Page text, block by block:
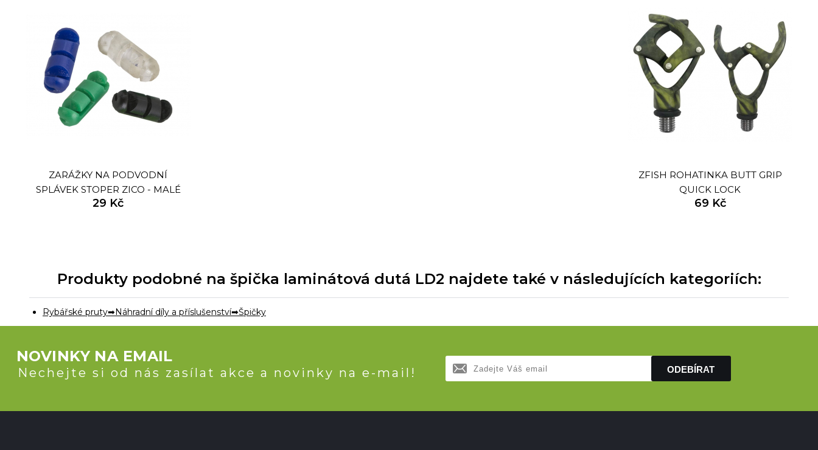
ZARÁŽKY NA PODVODNÍ
SPLÁVEK STOPER ZICO - MALÉ
5KS
29 Kč
ZFISH ROHATINKA BUTT GRIP
QUICK LOCK
69 Kč
Produkty podobné na špička laminátová dutá LD2 najdete také v následujících kategoriích:
Rybářské pruty Náhradní díly a příslušenství Špičky
NOVINKY NA EMAIL
Nechejte si od nás zasílat akce a novinky na e-mail! ODEBÍRAT